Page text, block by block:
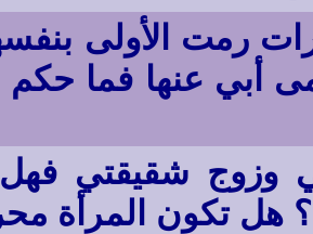
رمت الأولى
أبي عنها فما
وزوج شقيقتي
هل تكون المرأة